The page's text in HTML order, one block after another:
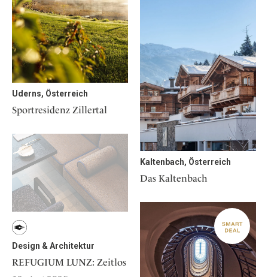
Uderns, Österreich
Sportresidenz Zillertal
Kaltenbach, Österreich
Das Kaltenbach
Design & Architektur
REFUGIUM LUNZ: Zeitlos